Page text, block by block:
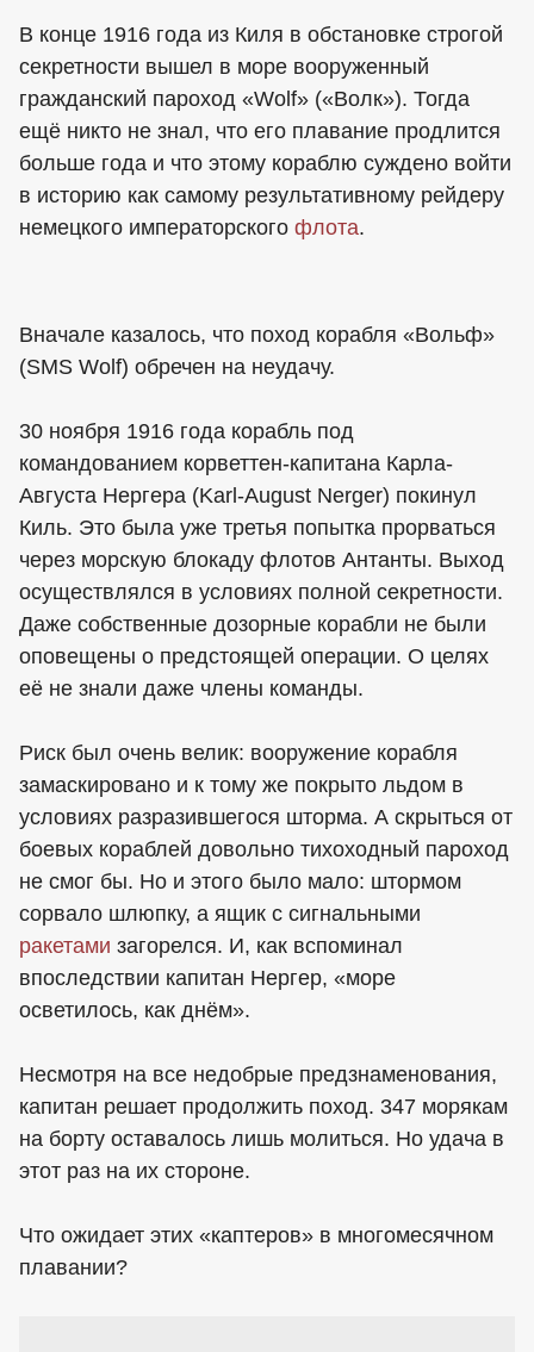
В конце 1916 года из Киля в обстановке строгой
секретности вышел в море вооруженный
гражданский пароход «Wolf» («Волк»). Тогда
ещё никто не знал, что его плавание продлится
больше года и что этому кораблю суждено войти
в историю как самому результативному рейдеру
немецкого императорского флота.
Вначале казалось, что поход корабля «Вольф»
(SMS Wolf) обречен на неудачу.
30 ноября 1916 года корабль под
командованием корветтен-капитана Карла-
Августа Нергера (Karl-August Nerger) покинул
Киль. Это была уже третья попытка прорваться
через морскую блокаду флотов Антанты. Выход
осуществлялся в условиях полной секретности.
Даже собственные дозорные корабли не были
оповещены о предстоящей операции. О целях
её не знали даже члены команды.
Риск был очень велик: вооружение корабля
замаскировано и к тому же покрыто льдом в
условиях разразившегося шторма. А скрыться от
боевых кораблей довольно тихоходный пароход
не смог бы. Но и этого было мало: штормом
сорвало шлюпку, а ящик с сигнальными
ракетами загорелся. И, как вспоминал
впоследствии капитан Нергер, «море
осветилось, как днём».
Несмотря на все недобрые предзнаменования,
капитан решает продолжить поход. 347 морякам
на борту оставалось лишь молиться. Но удача в
этот раз на их стороне.
Что ожидает этих «каптеров» в многомесячном
плавании?